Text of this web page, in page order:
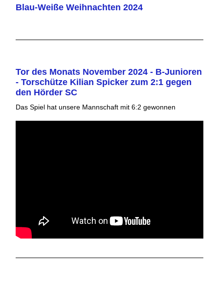
Blau-Weiße Weihnachten 2024
Tor des Monats November 2024 - B-Junioren
- Torschütze Kilian Spicker zum 2:1 gegen
den Hörder SC
Das Spiel hat unsere Mannschaft mit 6:2 gewonnen